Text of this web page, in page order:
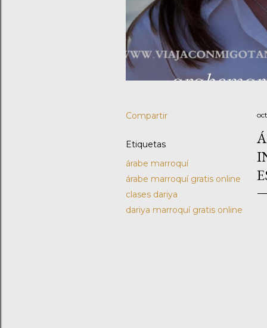
Compartir
Etiquetas
árabe marroquí
árabe marroquí gratis online
clases dariya
dariya marroquí gratis online